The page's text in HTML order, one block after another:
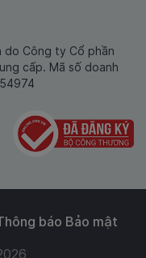
do Công ty Cổ phần
cấp. Mã số doanh
báo Bảo mật